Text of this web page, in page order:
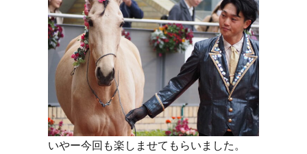
いやー今回も楽しませてもらいました。